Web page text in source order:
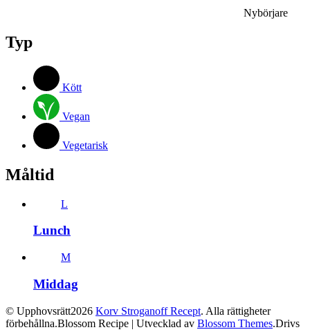
Nybörjare
Typ
Kött
Vegan
Vegetarisk
Måltid
L
Lunch
M
Middag
© Upphovsrätt2026 Korv Stroganoff Recept. Alla rättigheter
förbehållna.Blossom Recipe | Utvecklad av Blossom Themes.Drivs